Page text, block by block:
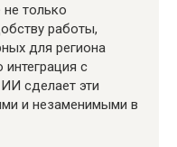
не только
работы,
для региона
с
сделает эти
и незаменимыми в